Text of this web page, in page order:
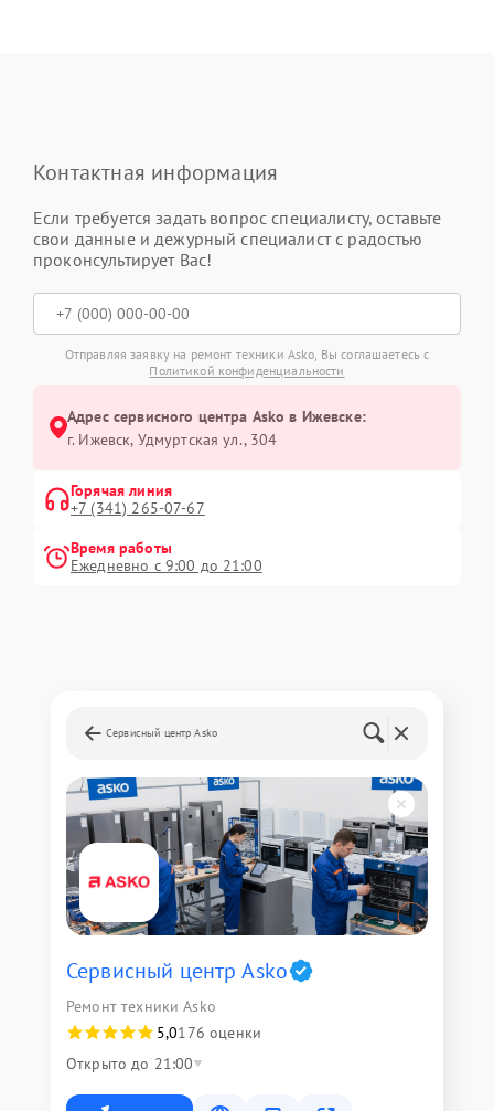
Контактная информация
Если требуется задать вопрос специалисту, оставьте
свои данные и дежурный специалист с радостью
проконсультирует Вас!
Отправляя заявку на ремонт техники Asko, Вы соглашаетесь с
Политикой конфиденциальности
Адрес сервисного центра Asko в Ижевске:
г. Ижевск, Удмуртская ул., 304
Горячая линия
+7 (341) 265-07-67
Время работы
Ежедневно с 9:00 до 21:00
Сервисный центр Asko
Сервисный центр Asko
Ремонт техники Asko
5,0176 оценки
Открыто до 21:00